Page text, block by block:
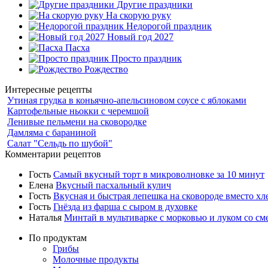
Другие праздники
На скорую руку
Недорогой праздник
Новый год 2027
Пасха
Просто праздник
Рождество
Интересные рецепты
Утиная грудка в коньячно-апельсиновом соусе с яблоками
Картофельные ньокки с черемшой
Ленивые пельмени на сковородке
Дамляма с бараниной
Салат "Сельдь по шубой"
Комментарии рецептов
Гость Самый вкусный торт в микроволновке за 10 минут
Елена Вкусный пасхальный кулич
Гость Вкусная и быстрая лепешка на сковороде вместо
Гость Гнёзда из фарша с сыром в духовке
Наталья Минтай в мультиварке с морковью и луком со
По продуктам
Грибы
Молочные продукты